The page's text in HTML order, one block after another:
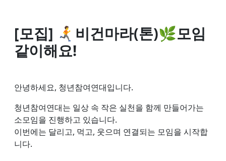
[모집] 🏃‍➡️비건마라(톤)🌿모임
같이해요!
안녕하세요, 청년참여연대입니다.
청년참여연대는 일상 속 작은 실천을 함께 만들어가는
소모임을 진행하고 있습니다.
이번에는 달리고, 먹고, 웃으며 연결되는 모임을 시작합
니다.